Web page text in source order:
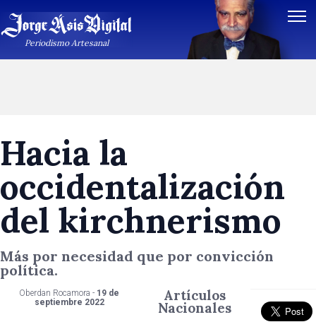
Periodismo Artesanal
Hacia la
occidentalización
del kirchnerismo
Más por necesidad que por convicción
política.
Oberdan Rocamora - 19 de
septiembre 2022
Artículos
Nacionales